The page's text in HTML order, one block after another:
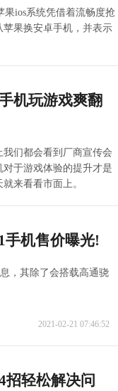
果ios系统凭借着流畅度抢
果换安卓手机，并表示
机玩游戏爽翻
我们都会看到厂商宣传会
于游戏体验的提升才是
来看看市面上。
手机售价曝光!
，其除了会搭载高通骁
2021-02-21 07:46:52
招轻松解决问